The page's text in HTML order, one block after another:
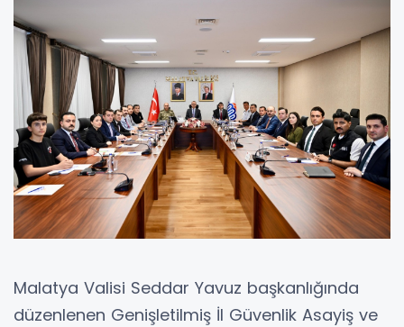
Malatya Valisi Seddar Yavuz başkanlığında
düzenlenen Genişletilmiş İl Güvenlik Asayiş ve